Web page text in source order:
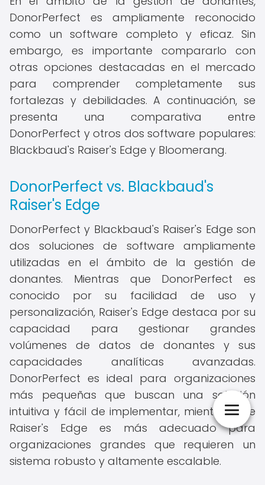
DonorPerfect es ampliamente reconocido
como un software completo y eficaz. Sin
embargo, es importante compararlo con
otras opciones destacadas en el mercado
para comprender completamente sus
fortalezas y debilidades. A continuación, se
presenta una comparativa entre
DonorPerfect y otros dos software populares:
Blackbaud's Raiser's Edge y Bloomerang.
DonorPerfect vs. Blackbaud's
Raiser's Edge
DonorPerfect y Blackbaud's Raiser's Edge son
dos soluciones de software ampliamente
utilizadas en el ámbito de la gestión de
donantes. Mientras que DonorPerfect es
conocido por su facilidad de uso y
personalización, Raiser's Edge destaca por su
capacidad para gestionar grandes
volúmenes de datos de donantes y sus
capacidades analíticas avanzadas.
DonorPerfect es ideal para organizaciones
más pequeñas que buscan una solución
intuitiva y fácil de implementar, mientras que
Raiser's Edge es más adecuado para
organizaciones grandes que requieren un
sistema robusto y altamente escalable.